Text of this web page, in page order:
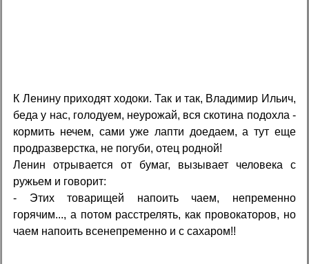
К Ленину приходят ходоки. Так и так, Владимир Ильич,
беда у нас, голодуем, неурожай, вся скотина подохла -
кормить нечем, сами уже лапти доедаем, а тут еще
продразверстка, не погуби, отец родной!
Ленин отрывается от бумаг, вызывает человека с
ружьем и говорит:
- Этих товарищей напоить чаем, непременно
горячим..., а потом расстрелять, как провокаторов, но
чаем напоить всенепременно и с сахаром!!